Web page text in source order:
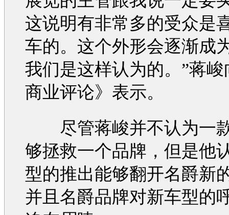
这说明有非常多的受众是
车的。这个外形会逐渐成
我们是这样认为的。”蒋峻
商业评论》表示。
尽管蒋峻并不认为一
够拯救一个品牌，但是他
型的推出能够翻开名爵新
并且名爵品牌对新车型的